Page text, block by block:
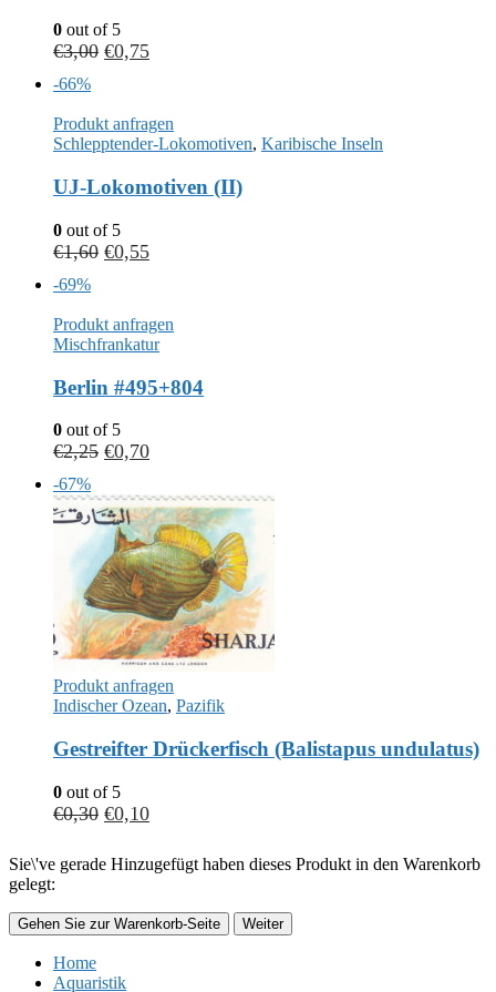
0 out of 5
€3,00 €0,75
-66%
Produkt anfragen
Schlepptender-Lokomotiven, Karibische Inseln
UJ-Lokomotiven (II)
0 out of 5
€1,60 €0,55
-69%
Produkt anfragen
Mischfrankatur
Berlin #495+804
0 out of 5
€2,25 €0,70
-67%
Produkt anfragen
Indischer Ozean, Pazifik
Gestreifter Drückerfisch (Balistapus undulatus)
0 out of 5
€0,30 €0,10
Sie\'ve gerade Hinzugefügt haben dieses Produkt in den Warenkorb
gelegt:
Gehen Sie zur Warenkorb-Seite Weiter
Home
Aquaristik